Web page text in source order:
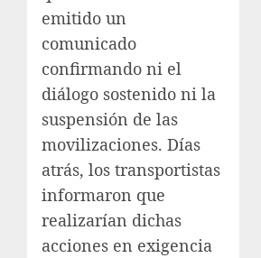
emitido un
comunicado
confirmando ni el
diálogo sostenido ni la
suspensión de las
movilizaciones. Días
atrás, los transportistas
informaron que
realizarían dichas
acciones en exigencia